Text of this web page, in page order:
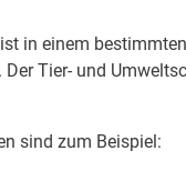
in einem
Tier- und
sind zum Beispiel: